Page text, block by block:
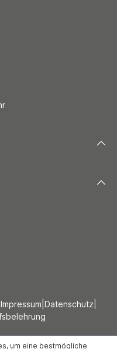
Impressum Datenschutz
um eine bestmögliche